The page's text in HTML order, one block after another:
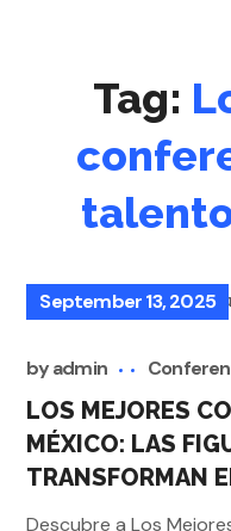
Tag:
September 13, 2025
byadmin
LOS MEJORES
MÉXICO: LAS
TRANSFORMAN
Descubre a Los